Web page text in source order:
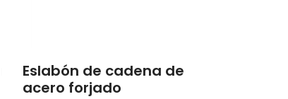
Eslabón de cadena de
acero forjado